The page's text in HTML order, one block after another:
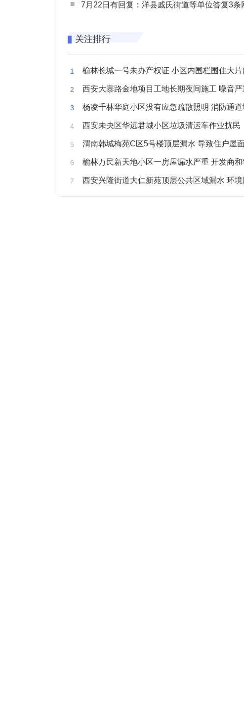
7月22日有回复：洋县戚氏街道等单位答复3条网民
关注排行
榆林长城一号未办产权证 小区内围栏围住大片闲置
西安大寨路金地项目工地长期夜间施工 噪音严重
杨凌千林华庭小区没有应急疏散照明 消防通
西安未央区华远君城小区垃圾清运车作业扰民
渭南韩城梅苑C区5号楼顶层漏水 导致住户屋面被
榆林万民新天地小区一房屋漏水严重 开发商和物业不予
西安兴隆街道大仁新苑顶层公共区域漏水 环